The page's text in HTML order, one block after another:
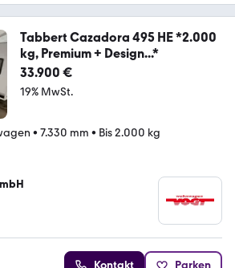
Tabbert Cazadora 495 HE *2.000
kg, Premium + Design...*
33.900 €
19% MwSt.
• 7.330 mm • Bis 2.000 kg
Kontakt Parken